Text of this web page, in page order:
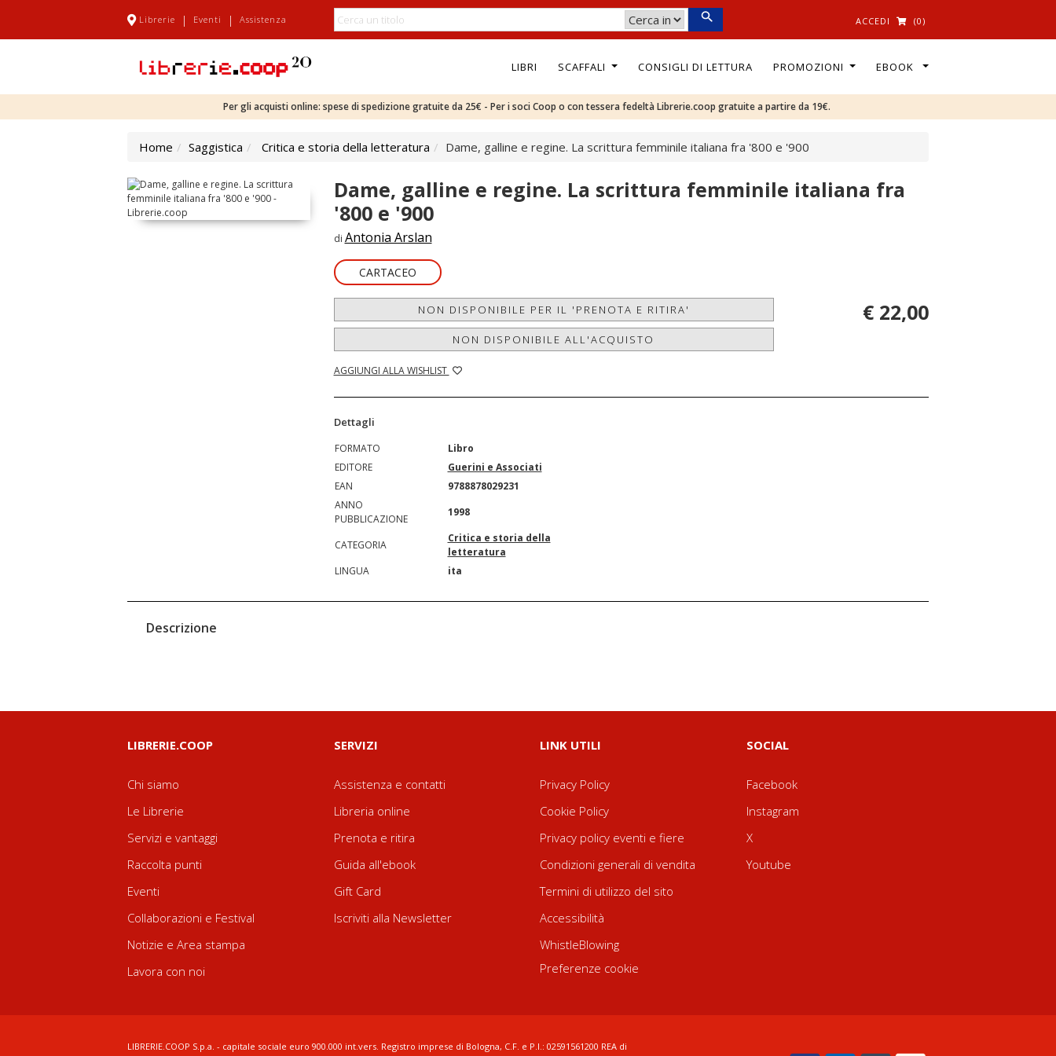
Librerie | Eventi | Assistenza ACCEDI (0)
LIBRI SCAFFALI CONSIGLI DI LETTURA PROMOZIONI EBOOK
Per gli acquisti online: spese di spedizione gratuite da 25€ - Per i soci Coop o con tessera fedeltà Librerie.coop gratuite a partire da 19€.
Home Saggistica Critica e storia della letteratura Dame, galline e regine. La scrittura femminile italiana fra '800 e '900
Dame, galline e regine. La scrittura femminile italiana fra
'800 e '900
di Antonia Arslan
CARTACEO
NON DISPONIBILE PER IL 'PRENOTA E RITIRA'
NON DISPONIBILE ALL'ACQUISTO
AGGIUNGI ALLA WISHLIST
€ 22,00
Dettagli
FORMATO
Libro
EDITORE
Guerini e Associati
EAN
9788878029231
ANNO
PUBBLICAZIONE
1998
CATEGORIA
Critica e storia della
letteratura
LINGUA
ita
Descrizione
LIBRERIE.COOP
Chi siamo
Le Librerie
Servizi e vantaggi
Raccolta punti
Eventi
Collaborazioni e Festival
Notizie e Area stampa
Lavora con noi
SERVIZI
Assistenza e contatti
Libreria online
Prenota e ritira
Guida all'ebook
Gift Card
Iscriviti alla Newsletter
LINK UTILI
Privacy Policy
Cookie Policy
Privacy policy eventi e fiere
Condizioni generali di vendita
Termini di utilizzo del sito
Accessibilità
WhistleBlowing
Preferenze cookie
SOCIAL
Facebook
Instagram
X
Youtube
LIBRERIE.COOP S.p.a. - capitale sociale euro 900.000 int.vers. Registro imprese di Bologna, C.F. e P.I.: 02591561200 REA di